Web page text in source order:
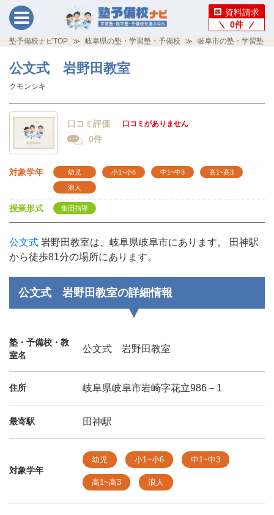
資料請求
0件
塾予備校ナビTOP 岐阜県の塾・学習塾・予備校 岐阜市の塾・学習塾・
公文式 岩野田教室
クモンシキ
口コミ評価 口コミがありません
0件
対象学年 幼児 小1~小6 中1~中3 高1~高3
浪人
授業形式 集団指導
公文式 岩野田教室は、岐阜県岐阜市にあります。 田神駅
から徒歩81分の場所にあります。
公文式 岩野田教室の詳細情報
塾・予備校・教
室名
公文式 岩野田教室
住所 岐阜県岐阜市岩崎字花立986－1
最寄駅 田神駅
対象学年
幼児 小1~小6 中1~中3
高1~高3 浪人